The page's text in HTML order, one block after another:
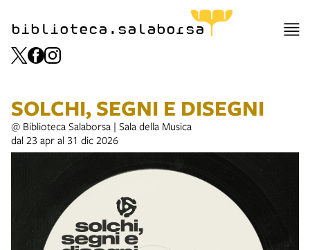
biblioteca.salaborsa
SOLCHI, SEGNI E DISEGNI
@ Biblioteca Salaborsa | Sala della Musica
dal 23 apr al 31 dic 2026